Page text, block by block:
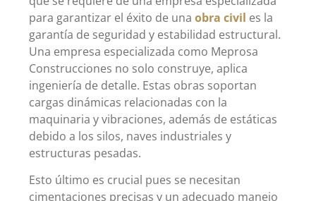
para garantizar el éxito de una obra civil es la
garantía de seguridad y estabilidad estructural.
Una empresa especializada como Meprosa
Construcciones no solo construye, aplica
ingeniería de detalle. Estas obras soportan
cargas dinámicas relacionadas con la
maquinaria y vibraciones, además de estáticas
debido a los silos, naves industriales y
estructuras pesadas.
Esto último es crucial pues se necesitan
cimentaciones precisas y un adecuado manejo